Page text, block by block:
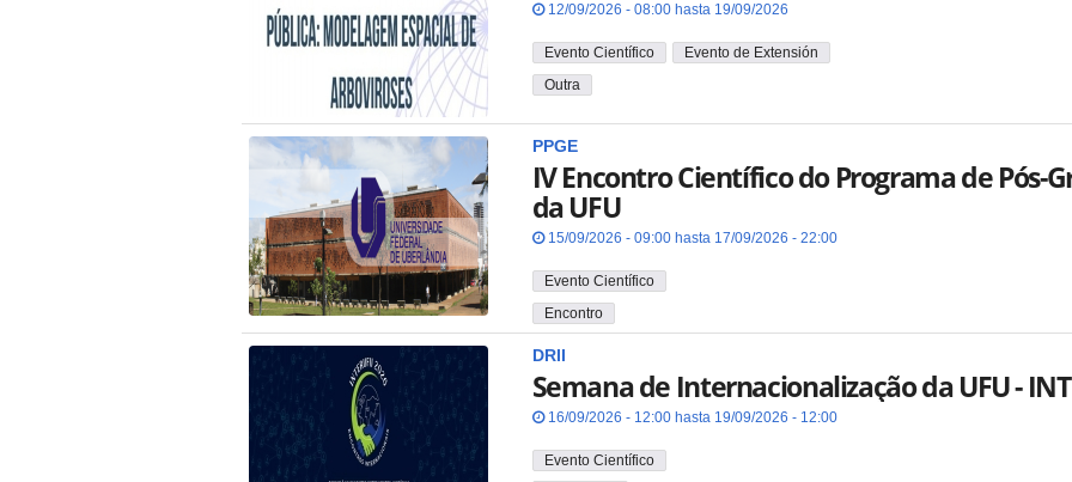
12/09/2026 - 08:00 hasta 19/09/2026
Evento Científico
Evento de Extensión
Outra
PPGE
IV Encontro Científico do Programa de Pós-
da UFU
15/09/2026 - 09:00 hasta 17/09/2026 - 22:00
Evento Científico
Encontro
DRII
Semana de Internacionalização da UFU -
16/09/2026 - 12:00 hasta 19/09/2026 - 12:00
Evento Científico